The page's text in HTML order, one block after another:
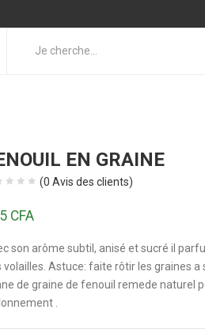
EN GRAINE
(0 Avis des clients)
CFA
son arôme subtil, anisé et sucré il
volailles. Astuce: faite rôtir les graines
de graine de fenouil remede naturel
.